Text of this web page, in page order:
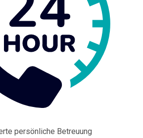
persönliche Betreuung